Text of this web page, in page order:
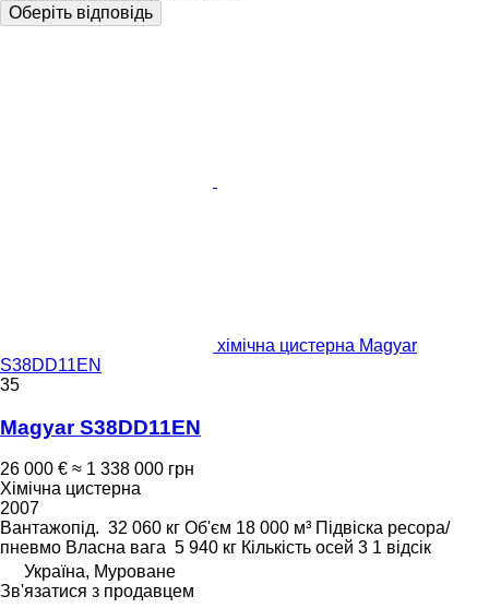
Оберіть відповідь
хімічна цистерна Magyar
S38DD11EN
35
Magyar S38DD11EN
26 000 € ≈ 1 338 000 грн
Хімічна цистерна
2007
Вантажопід. 32 060 кг Об'єм 18 000 м³ Підвіска ресора/
пневмо Власна вага 5 940 кг Кількість осей 3 1 відсік
Україна, Муроване
Зв'язатися з продавцем